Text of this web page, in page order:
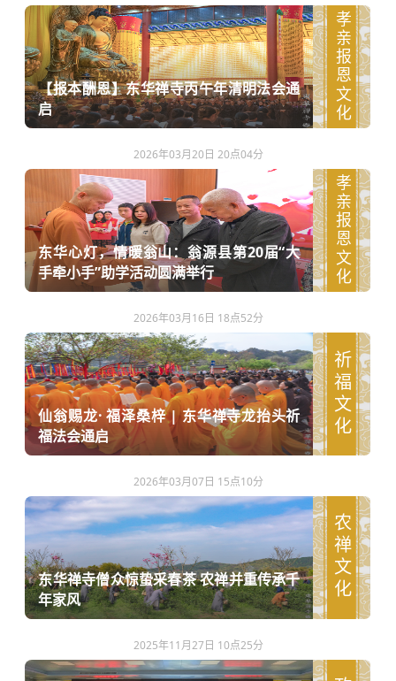
【报本酬恩】东华禅寺丙午年清明法会通
启
孝亲报恩文化
2026年03月20日 20点04分
东华心灯，情暖翁山：翁源县第20届“大
手牵小手”助学活动圆满举行
孝亲报恩文化
2026年03月16日 18点52分
仙翁赐龙· 福泽桑梓 | 东华禅寺龙抬头祈
福法会通启
祈福文化
2026年03月07日 15点10分
东华禅寺僧众惊蛰采春茶 农禅并重传承千
年家风
农禅文化
2025年11月27日 10点25分